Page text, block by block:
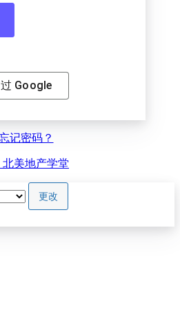
Google
记密码？
美地产学堂